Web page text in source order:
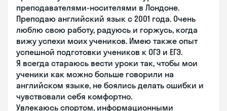
преподавателями-носителями в Лондоне.
Преподаю английский язык с 2001 года. Очень
люблю свою работу, радуюсь и горжусь, когда
вижу успехи моих учеников. Имею также опыт
успешной подготовки учеников к ОГЭ и ЕГЭ.
Я всегда стараюсь вести уроки так, чтобы мои
ученики как можно больше говорили на
английском языке, не боялись делать ошибки и
чувствовали себя комфортно.
Увлекаюсь спортом, информационными